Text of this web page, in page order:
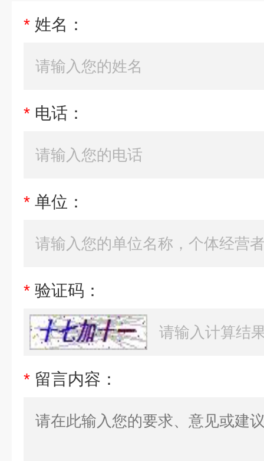
* 姓名：
* 电话：
* 单位：
* 验证码：
* 留言内容：